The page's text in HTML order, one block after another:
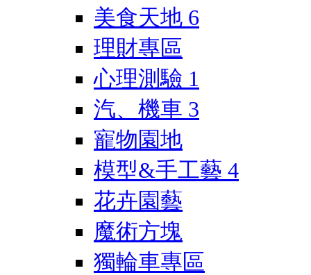
美食天地 6
理財專區
心理測驗 1
汽、機車 3
寵物園地
模型&手工藝 4
花卉園藝
魔術方塊
獨輪車專區